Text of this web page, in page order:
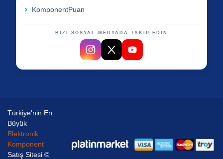
KomponentPuan
BİZİ SOSYAL MEDYADA TAKİP EDİN
Türkiye'nin En
Büyük
Elektronik
Komponent
Satış Sitesi ©